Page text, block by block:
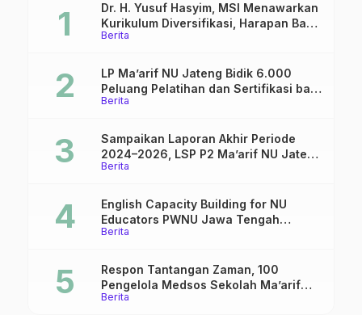
Berita
Dr. H. Yusuf Hasyim, MSI Menawarkan
Kurikulum Diversifikasi, Harapan Baru
dalam dunia pendidikan
Berita
LP Ma’arif NU Jateng Bidik 6.000
Peluang Pelatihan dan Sertifikasi bagi
Lulusan SMK
Berita
Sampaikan Laporan Akhir Periode
2024–2026, LSP P2 Ma’arif NU Jateng
Mantapkan Sinergi Link and Match
Berita
English Capacity Building for NU
Educators PWNU Jawa Tengah
Batch#4; Membuka Jalan Menuju
Berita
Respon Tantangan Zaman, 100
Pengelola Medsos Sekolah Ma’arif
Pekalongan Ikuti Pelatihan Literasi